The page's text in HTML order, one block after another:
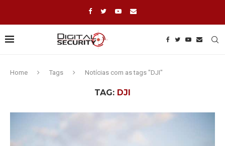
Home Tags Notícias com as tags "DJI"
TAG: DJI